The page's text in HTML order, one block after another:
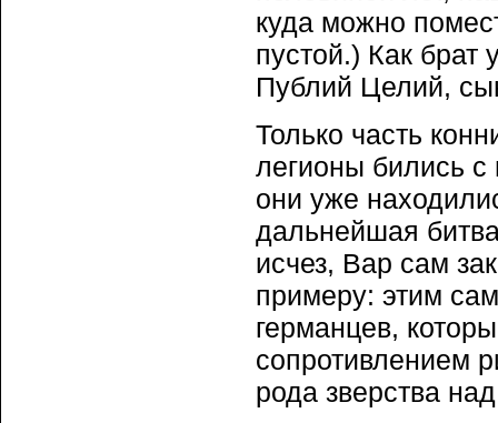
куда можно
пустой.) Как брат
Публий Целий,
Только часть
легионы бились с
они уже
дальнейшая
исчез, Вар сам
примеру: этим
германцев,
сопротивлением
рода зверства